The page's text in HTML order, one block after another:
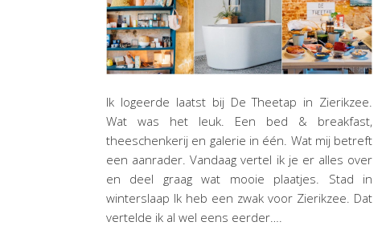
Ik logeerde laatst bij De Theetap in Zierikzee.
Wat was het leuk. Een bed & breakfast,
theeschenkerij en galerie in één. Wat mij betreft
een aanrader. Vandaag vertel ik je er alles over
en deel graag wat mooie plaatjes. Stad in
winterslaap Ik heb een zwak voor Zierikzee. Dat
vertelde ik al wel eens eerder….